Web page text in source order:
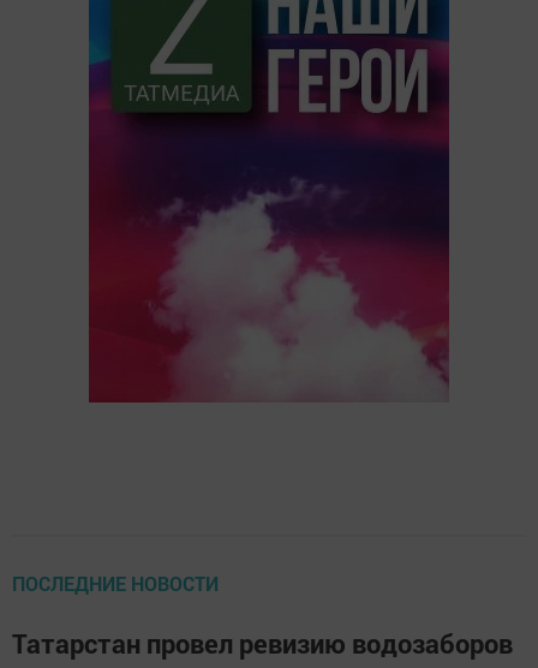
ПОСЛЕДНИЕ НОВОСТИ
Татарстан провел ревизию водозаборов